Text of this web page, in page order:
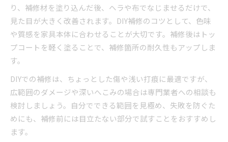
り、補修材を塗り込んだ後、ヘラや布でなじませるだけで、
見た目が大きく改善されます。DIY補修のコツとして、色味
や質感を家具本体に合わせることが大切です。補修後はトッ
プコートを軽く塗ることで、補修箇所の耐久性もアップしま
す。
DIYでの補修は、ちょっとした傷や浅い打痕に最適ですが、
広範囲のダメージや深いへこみの場合は専門業者への相談も
検討しましょう。自分でできる範囲を見極め、失敗を防ぐた
めにも、補修前には目立たない部分で試すことをおすすめし
ます。